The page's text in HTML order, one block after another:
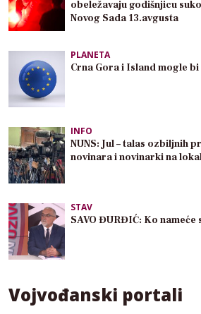
obeležavaju godišnjicu
Novog Sada 13.avgusta
PLANETA
Crna Gora i Island mogle bi
INFO
NUNS: Jul – talas ozbiljnih
novinara i novinarki na
STAV
SAVO ĐURĐIĆ: Ko
Vojvođanski portali